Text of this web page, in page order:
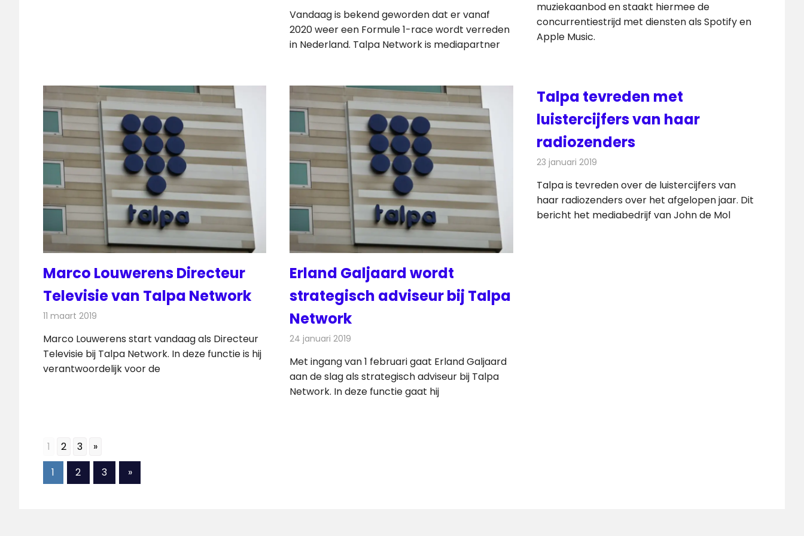
Vandaag is bekend geworden dat er vanaf
2020 weer een Formule 1-race wordt verreden
in Nederland. Talpa Network is mediapartner
muziekaanbod en staakt hiermee de
concurrentiestrijd met diensten als Spotify en
Apple Music.
Marco Louwerens Directeur
Televisie van Talpa Network
11 maart 2019
Marco Louwerens start vandaag als Directeur
Televisie bij Talpa Network. In deze functie is hij
verantwoordelijk voor de
Erland Galjaard wordt
strategisch adviseur bij Talpa
Network
24 januari 2019
Met ingang van 1 februari gaat Erland Galjaard
aan de slag als strategisch adviseur bij Talpa
Network. In deze functie gaat hij
Talpa tevreden met
luistercijfers van haar
radiozenders
23 januari 2019
Talpa is tevreden over de luistercijfers van
haar radiozenders over het afgelopen jaar. Dit
bericht het mediabedrijf van John de Mol
1 2 3 »
Berichten
1 2 3
Volgende
berichten
»